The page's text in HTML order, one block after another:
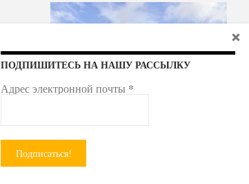
ПОДПИШИТЕСЬ НА НАШУ РАССЫЛКУ
Адрес электронной почты *